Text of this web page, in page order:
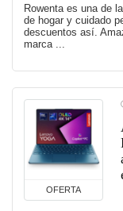
Rowenta es una de
de hogar y cuidado
descuentos así.
marca ...
OFERTA